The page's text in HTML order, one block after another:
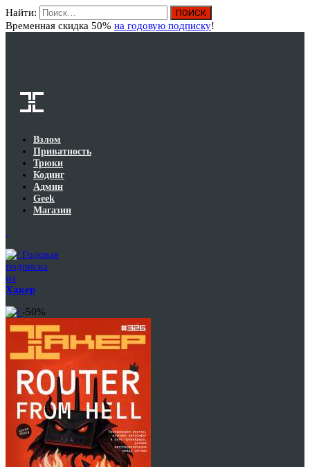
Найти:
Временная скидка 50% на годовую подписку!
Взлом
Приватность
Трюки
Кодинг
Админ
Geek
Магазин
Годовая
подписка
на
Хакер
-50%